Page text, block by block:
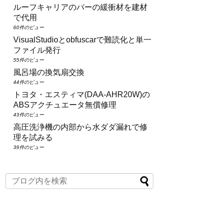
ルーフキャリアのバーの緩衝材を建材
で代用
60件のビュー
VisualStudioとobfuscarで難読化と単一
ファイル発行
55件のビュー
風呂場の換気扇交換
44件のビュー
トヨタ・エスティマ(DAA‑AHR20W)の
ABSアクチュエータ無償修理
43件のビュー
高圧洗浄機の内部から水ダダ漏れで修
理を試みる
39件のビュー